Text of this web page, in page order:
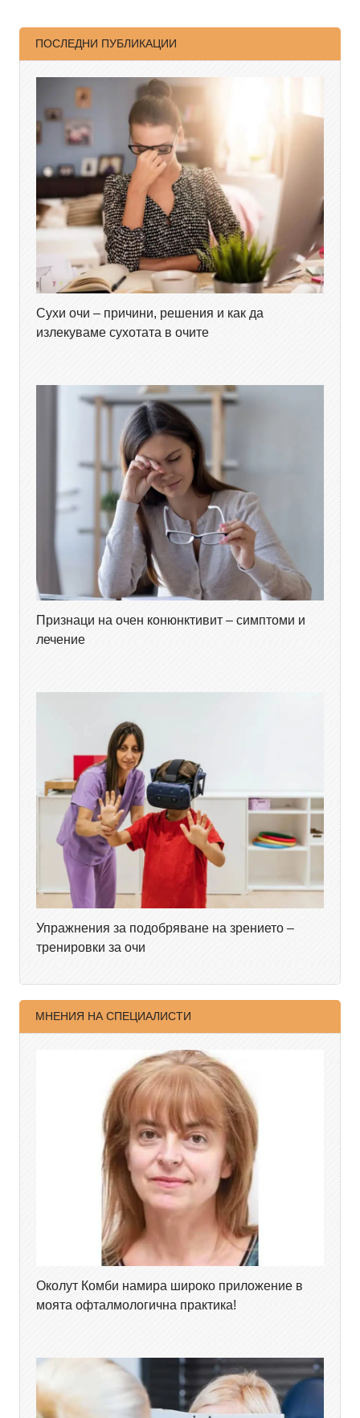
ПОСЛЕДНИ ПУБЛИКАЦИИ
Сухи очи – причини, решения и как да
излекуваме сухотата в очите
Признаци на очен конюнктивит – симптоми и
лечение
Упражнения за подобряване на зрението –
тренировки за очи
МНЕНИЯ НА СПЕЦИАЛИСТИ
Околут Комби намира широко приложение в
моята офталмологична практика!